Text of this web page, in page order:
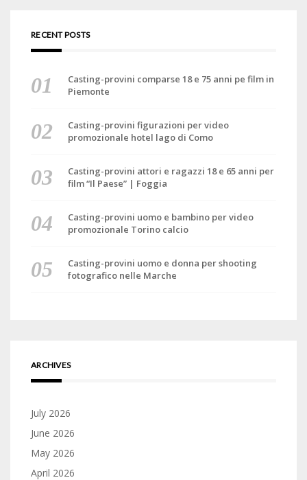
RECENT POSTS
Casting-provini comparse 18 e 75 anni pe film in
Piemonte
Casting-provini figurazioni per video
promozionale hotel lago di Como
Casting-provini attori e ragazzi 18 e 65 anni per
film “Il Paese” | Foggia
Casting-provini uomo e bambino per video
promozionale Torino calcio
Casting-provini uomo e donna per shooting
fotografico nelle Marche
ARCHIVES
July 2026
June 2026
May 2026
April 2026